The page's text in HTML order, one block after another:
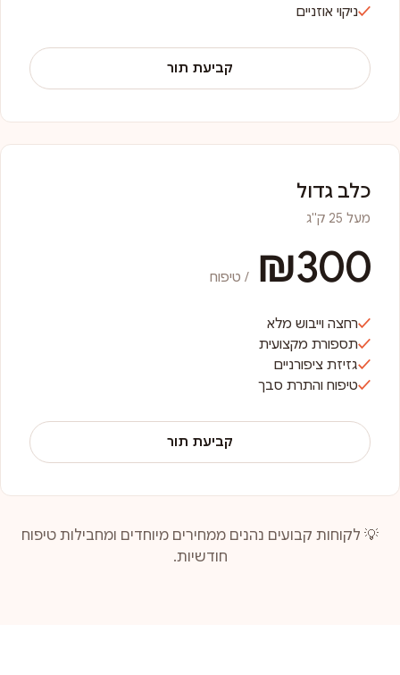
ניקוי אוזניים
קביעת תור
כלב גדול
מעל 25 ק"ג
₪300 / טיפוח
רחצה וייבוש מלא
תספורת מקצועית
גזיזת ציפורניים
טיפוח והתרת סבך
קביעת תור
💡 לקוחות קבועים נהנים ממחירים מיוחדים ומחבילות טיפוח
חודשיות.